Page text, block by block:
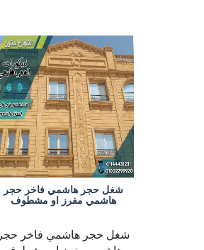
شغل حجر هاشمي فاخر حجر
هاشمي مفرز او مشطوف
شغل حجر هاشمي فاخر حجر